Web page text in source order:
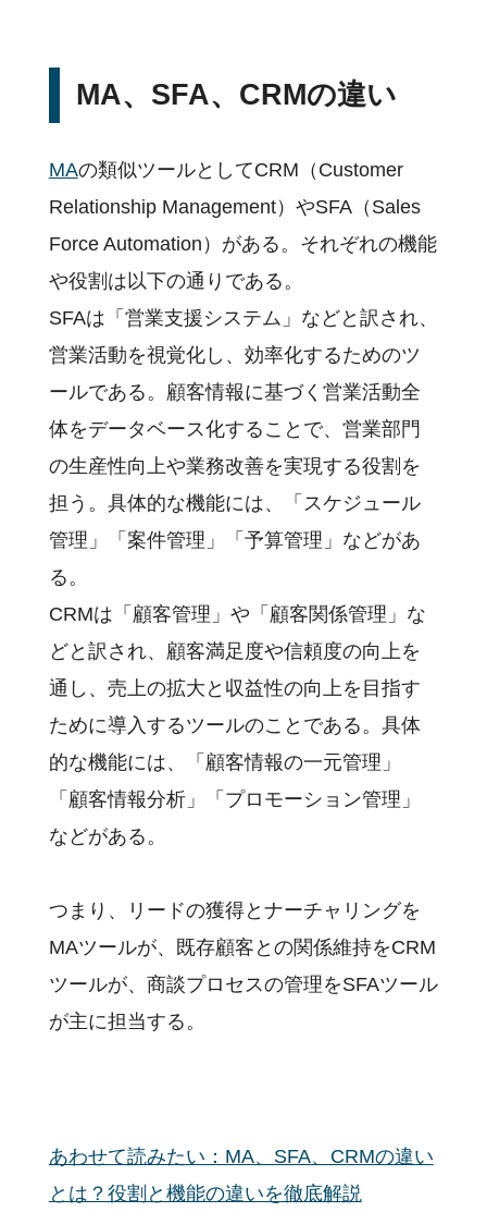
MA、SFA、CRMの違い
MAの類似ツールとしてCRM（Customer
Relationship Management）やSFA（Sales
Force Automation）がある。それぞれの機能
や役割は以下の通りである。
SFAは「営業支援システム」などと訳され、
営業活動を視覚化し、効率化するためのツ
ールである。顧客情報に基づく営業活動全
体をデータベース化することで、営業部門
の生産性向上や業務改善を実現する役割を
担う。具体的な機能には、「スケジュール
管理」「案件管理」「予算管理」などがあ
る。
CRMは「顧客管理」や「顧客関係管理」な
どと訳され、顧客満足度や信頼度の向上を
通し、売上の拡大と収益性の向上を目指す
ために導入するツールのことである。具体
的な機能には、「顧客情報の一元管理」
「顧客情報分析」「プロモーション管理」
などがある。
つまり、リードの獲得とナーチャリングを
MAツールが、既存顧客との関係維持をCRM
ツールが、商談プロセスの管理をSFAツール
が主に担当する。
あわせて読みたい：MA、SFA、CRMの違い
とは？役割と機能の違いを徹底解説